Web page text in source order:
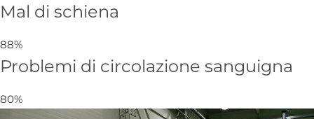
Mal di schiena
88%
Problemi di circolazione sanguigna
80%